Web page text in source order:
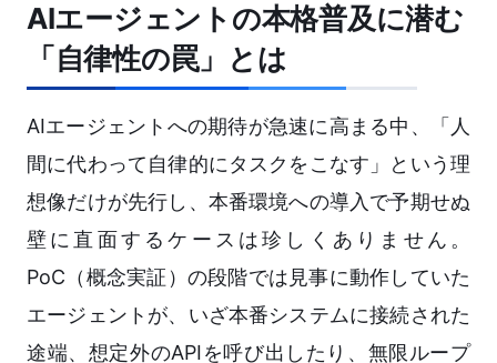
AIエージェントの本格普及に潜む
「自律性の罠」とは
AIエージェントへの期待が急速に高まる中、「人
間に代わって自律的にタスクをこなす」という理
想像だけが先行し、本番環境への導入で予期せぬ
壁に直面するケースは珍しくありません。
PoC（概念実証）の段階では見事に動作していた
エージェントが、いざ本番システムに接続された
途端、想定外のAPIを呼び出したり、無限ループ